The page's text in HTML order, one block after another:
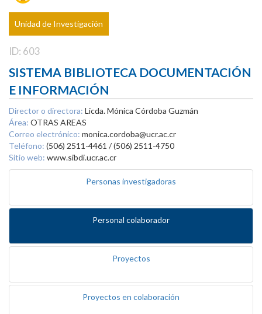
Unidad de Investigación
ID: 603
SISTEMA BIBLIOTECA DOCUMENTACIÓN
E INFORMACIÓN
Director o directora: Licda. Mónica Córdoba Guzmán
Área: OTRAS AREAS
Correo electrónico: monica.cordoba@ucr.ac.cr
Teléfono: (506) 2511-4461 / (506) 2511-4750
Sitio web: www.sibdi.ucr.ac.cr
Personas investigadoras
Personal colaborador
Proyectos
Proyectos en colaboración